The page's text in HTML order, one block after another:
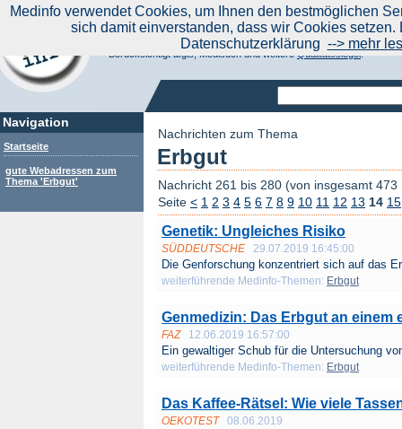
Navigation
Startseite
gute Webadressen zum
Thema 'Erbgut'
Aktuelle Nachrichten|
Suchen Sie noch oder Finden Sie schon?
Medinfo.de - Meta-Portal für Gesundheitsthemen
Berücksichtigt afgis, Medisuch und weitereQualitätssiegel.
Nachrichten zum Thema
Erbgut
Nachricht 261 bis 280 (von insgesamt
Seite < 1 2 3 4 5 6 7 8 9 10 11 12 13 14 15
Genetik: Ungleiches Risiko
SÜDDEUTSCHE 29.07.2019 16:45:00
Die Genforschung konzentriert sich auf das
weiterführende Medinfo-Themen: Erbgut
Genmedizin: Das Erbgut an einem
FAZ 12.06.2019 16:57:00
Ein gewaltiger Schub für die Untersuchung
weiterführende Medinfo-Themen: Erbgut
Das Kaffee-Rätsel: Wie viele
OEKOTEST 08.06.2019
Medinfo verwendet Cookies, um Ihnen den bestmöglichen
sich damit einverstanden, dass wir Cookies
Datenschutzerklärung --> mehr